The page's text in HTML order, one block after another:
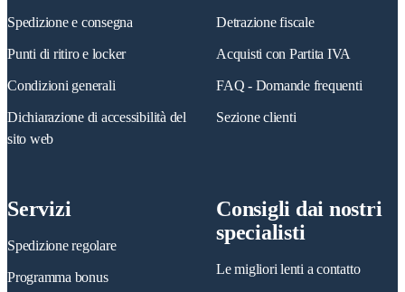
Spedizione e consegna
Punti di ritiro e locker
Condizioni generali
Dichiarazione di accessibilità del
sito web
Detrazione fiscale
Acquisti con Partita IVA
FAQ - Domande frequenti
Sezione clienti
Servizi
Spedizione regolare
Programma bonus
Consigli dai nostri
specialisti
Le migliori lenti a contatto